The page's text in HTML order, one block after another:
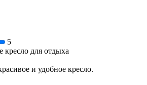
5
кресло для отдыха
и удобное кресло.